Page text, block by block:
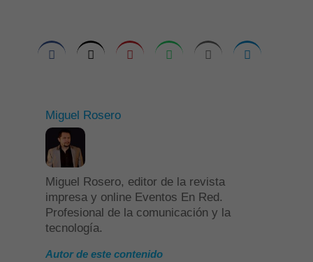
Miguel Rosero
Miguel Rosero, editor de la revista
impresa y online Eventos En Red.
Profesional de la comunicación y la
tecnología.
Autor de este contenido